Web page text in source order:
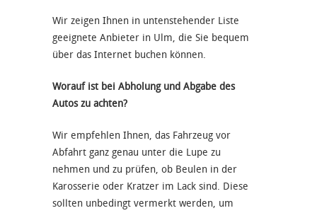
Wir zeigen Ihnen in untenstehender Liste
geeignete Anbieter in Ulm, die Sie bequem
über das Internet buchen können.
Worauf ist bei Abholung und Abgabe des
Autos zu achten?
Wir empfehlen Ihnen, das Fahrzeug vor
Abfahrt ganz genau unter die Lupe zu
nehmen und zu prüfen, ob Beulen in der
Karosserie oder Kratzer im Lack sind. Diese
sollten unbedingt vermerkt werden, um